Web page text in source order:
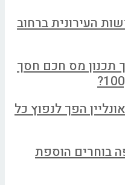
העירונית ברחוב
תכנון מס חכם חסך
הפך לנפוץ כל
בוחרים הוספת